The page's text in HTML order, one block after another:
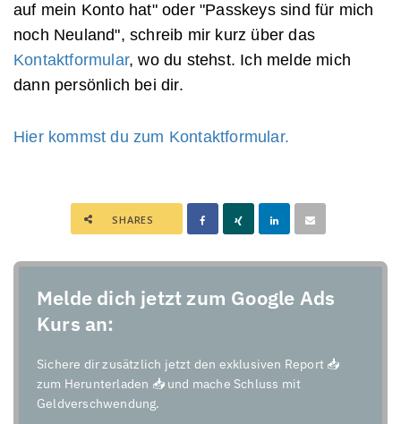
auf mein Konto hat" oder "Passkeys sind für mich
noch Neuland", schreib mir kurz über das
Kontaktformular, wo du stehst. Ich melde mich
dann persönlich bei dir.
Hier kommst du zum Kontaktformular.
SHARES
Melde dich jetzt zum Google Ads
Kurs an:
Sichere dir zusätzlich jetzt den exklusiven Report 📥
zum Herunterladen 📥 und mache Schluss mit
Geldverschwendung.